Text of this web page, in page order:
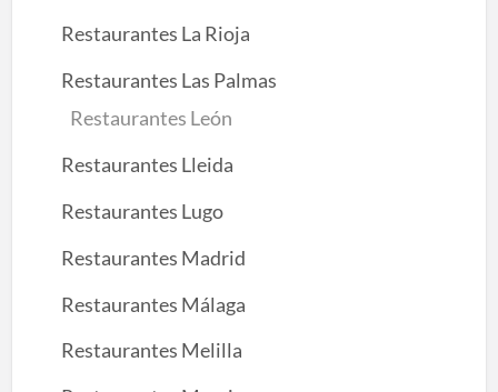
Restaurantes La Rioja
Restaurantes Las Palmas
Restaurantes León
Restaurantes Lleida
Restaurantes Lugo
Restaurantes Madrid
Restaurantes Málaga
Restaurantes Melilla